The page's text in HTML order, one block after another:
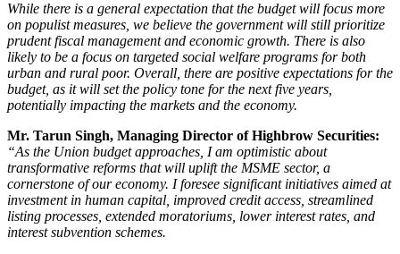
While there is a general expectation that the budget will focus more
on populist measures, we believe the government will still prioritize
prudent fiscal management and economic growth. There is also
likely to be a focus on targeted social welfare programs for both
urban and rural poor. Overall, there are positive expectations for the
budget, as it will set the policy tone for the next five years,
potentially impacting the markets and the economy.
Mr. Tarun Singh, Managing Director of Highbrow Securities:
“As the Union budget approaches, I am optimistic about
transformative reforms that will uplift the MSME sector, a
cornerstone of our economy. I foresee significant initiatives aimed at
investment in human capital, improved credit access, streamlined
listing processes, extended moratoriums, lower interest rates, and
interest subvention schemes.